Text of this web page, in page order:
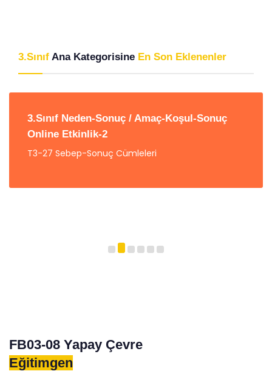
3.Sınıf Ana Kategorisine En Son Eklenenler
3.Sınıf Neden-Sonuç / Amaç-Koşul-Sonuç
Online Etkinlik-2
T3-27 Sebep-Sonuç Cümleleri
FB03-08 Yapay Çevre
Eğitimgen